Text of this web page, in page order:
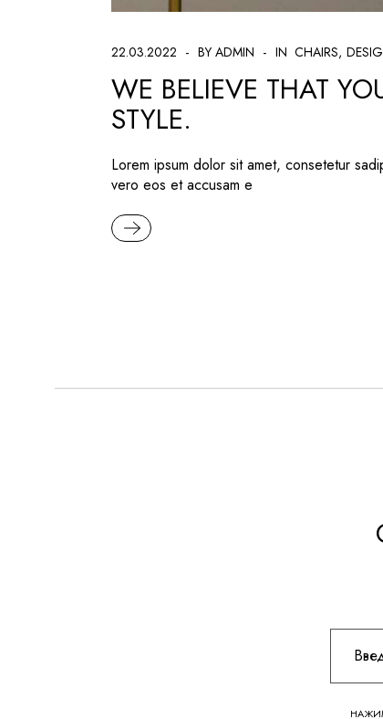
22.03.2022 BY ADMIN IN CHAIRS
WE BELIEVE THAT
STYLE.
Lorem ipsum dolor sit amet, consetetur
vero eos et accusam e
READ MORE